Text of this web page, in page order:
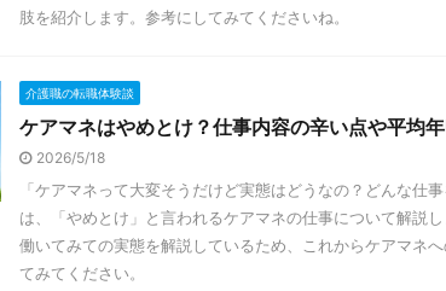
肢を紹介します。参考にしてみてくださいね。
介護職の転職体験談
ケアマネはやめとけ？仕事内容の辛い点や平均
2026/5/18
「ケアマネって大変そうだけど実態はどうなの？どんな仕
は、「やめとけ」と言われるケアマネの仕事について解説
働いてみての実態を解説しているため、これからケアマネ
てみてください。